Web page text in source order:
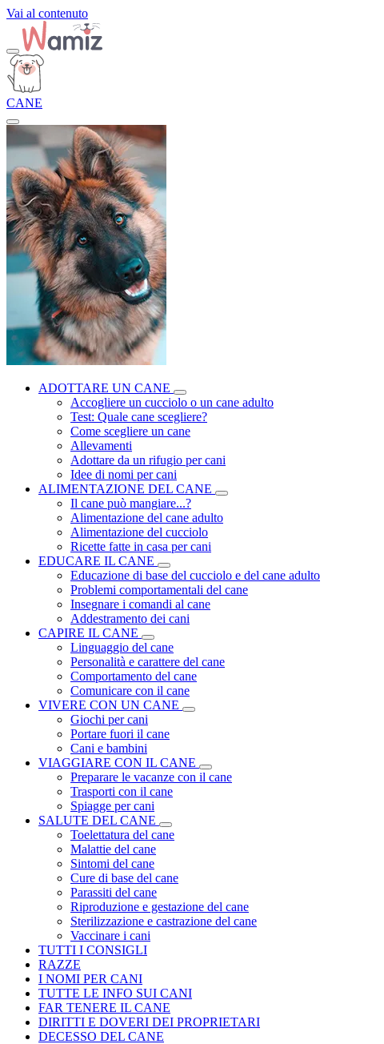
Vai al contenuto
CANE
ADOTTARE UN CANE
Accogliere un cucciolo o un cane adulto
Test: Quale cane scegliere?
Come scegliere un cane
Allevamenti
Adottare da un rifugio per cani
Idee di nomi per cani
ALIMENTAZIONE DEL CANE
Il cane può mangiare...?
Alimentazione del cane adulto
Alimentazione del cucciolo
Ricette fatte in casa per cani
EDUCARE IL CANE
Educazione di base del cucciolo e del cane adulto
Problemi comportamentali del cane
Insegnare i comandi al cane
Addestramento dei cani
CAPIRE IL CANE
Linguaggio del cane
Personalità e carattere del cane
Comportamento del cane
Comunicare con il cane
VIVERE CON UN CANE
Giochi per cani
Portare fuori il cane
Cani e bambini
VIAGGIARE CON IL CANE
Preparare le vacanze con il cane
Trasporti con il cane
Spiagge per cani
SALUTE DEL CANE
Toelettatura del cane
Malattie del cane
Sintomi del cane
Cure di base del cane
Parassiti del cane
Riproduzione e gestazione del cane
Sterilizzazione e castrazione del cane
Vaccinare i cani
TUTTI I CONSIGLI
RAZZE
I NOMI PER CANI
TUTTE LE INFO SUI CANI
FAR TENERE IL CANE
DIRITTI E DOVERI DEI PROPRIETARI
DECESSO DEL CANE